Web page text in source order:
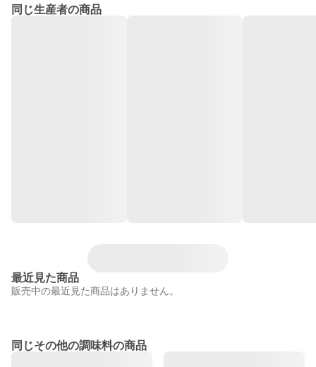
同じ生産者の商品
最近見た商品
販売中の最近見た商品はありません。
同じその他の調味料の商品